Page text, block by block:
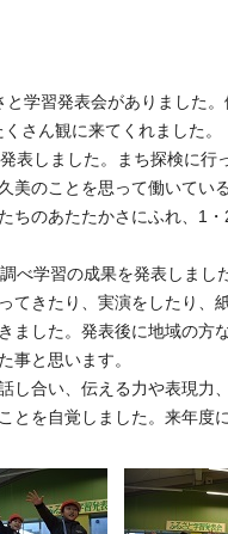
学習発表会がありました
さん観に来てくれました。
しました。まち探検に行
美のことを思って働いてい
ちのあたたかさにふれ、1
学習の成果を発表しまし
てきたり、実演をしたり、
ました。発表後に地域の方
事と思います。
合い、伝える力や表現力
を自覚しました。来年度